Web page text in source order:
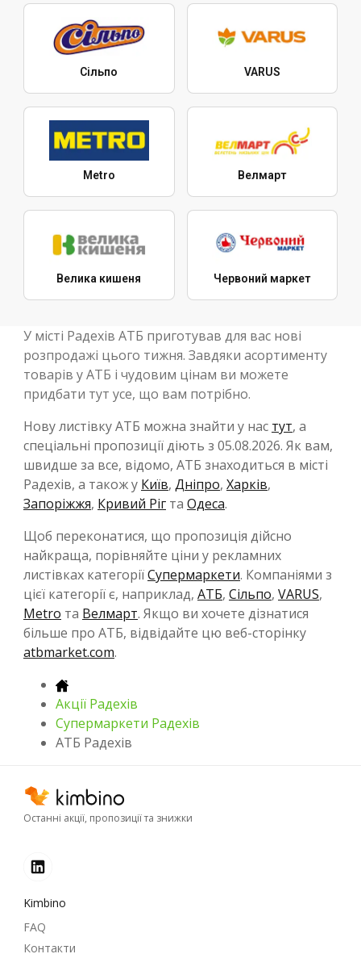
Сільпо VARUS
Metro Велмарт
Велика кишеня Червоний маркет
У місті Радехів АТБ приготував для вас нові
розпродажі цього тижня. Завдяки асортименту
товарів у АТБ і чудовим цінам ви можете
придбати тут усе, що вам потрібно.
Нову листівку АТБ можна знайти у нас тут, а
спеціальні пропозиції діють з 05.08.2026. Як вам,
швидше за все, відомо, АТБ знаходиться в місті
Радехів, а також у Київ, Дніпро, Харків,
Запоріжжя, Кривий Ріг та Одеса.
Щоб переконатися, що пропозиція дійсно
найкраща, порівняйте ціни у рекламних
листівках категоріїСупермаркети. Компаніями з
цієї категорії є, наприклад, АТБ, Сільпо, VARUS,
Metro та Велмарт. Якщо ви хочете дізнатися
більше про АТБ, відвідайте цю веб-сторінку
atbmarket.com.
Акції Радехів
Супермаркети Радехів
АТБ Радехів
Останні акції, пропозиції та знижки
Kimbino
FAQ
Контакти